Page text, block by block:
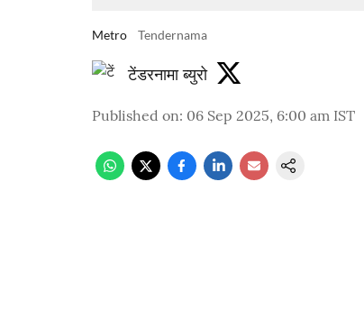
Metro Tendernama
टेंडरनामा ब्युरो
Published on: 06 Sep 2025, 6:00 am IST